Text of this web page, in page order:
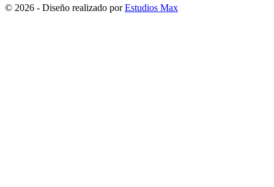
© 2026 - Diseño realizado porEstudios Max